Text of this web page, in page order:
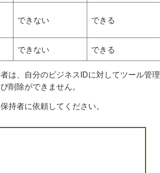
できない できる
できない できる
は、自分のビジネスIDに対してツール管理
削除ができません。
持者に依頼してください。